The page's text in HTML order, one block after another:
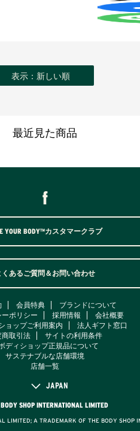
表示：新しい順
最近見た商品
YOUR BODY™カスタマークラブ
くあるご質問＆お問い合わせ
会員特典
ブランドについて
ポリシー
採用情報
会社概要
ョップご利用案内
法人ギフト窓口
商取引法
サイトの利用条件
ディショップ正規品について
サステナブルな店舗環境
店舗一覧
JAPAN
SHOP INTERNATIONAL LIMITED
LIMITED; A TRADEMARK OF THE BODY SHOP